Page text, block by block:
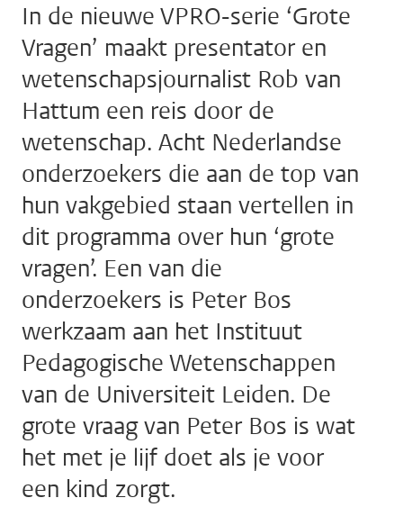
In de nieuwe VPRO-serie ‘Grote
Vragen’ maakt presentator en
wetenschapsjournalist Rob van
Hattum een reis door de
wetenschap. Acht Nederlandse
onderzoekers die aan de top van
hun vakgebied staan vertellen in
dit programma over hun ‘grote
vragen’. Een van die
onderzoekers is Peter Bos
werkzaam aan het Instituut
Pedagogische Wetenschappen
van de Universiteit Leiden. De
grote vraag van Peter Bos is wat
het met je lijf doet als je voor
een kind zorgt.